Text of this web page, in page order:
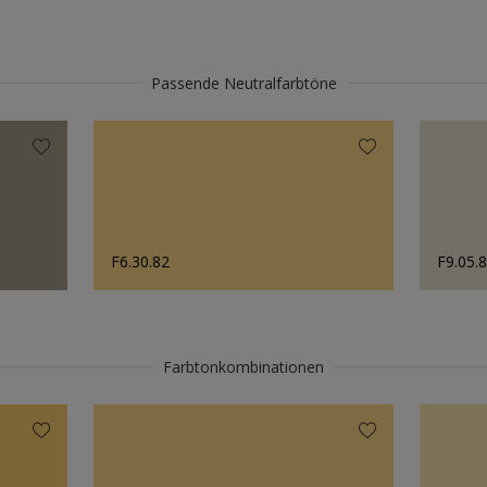
Passende Neutralfarbtöne
F6.30.82
Farbtonkombinationen